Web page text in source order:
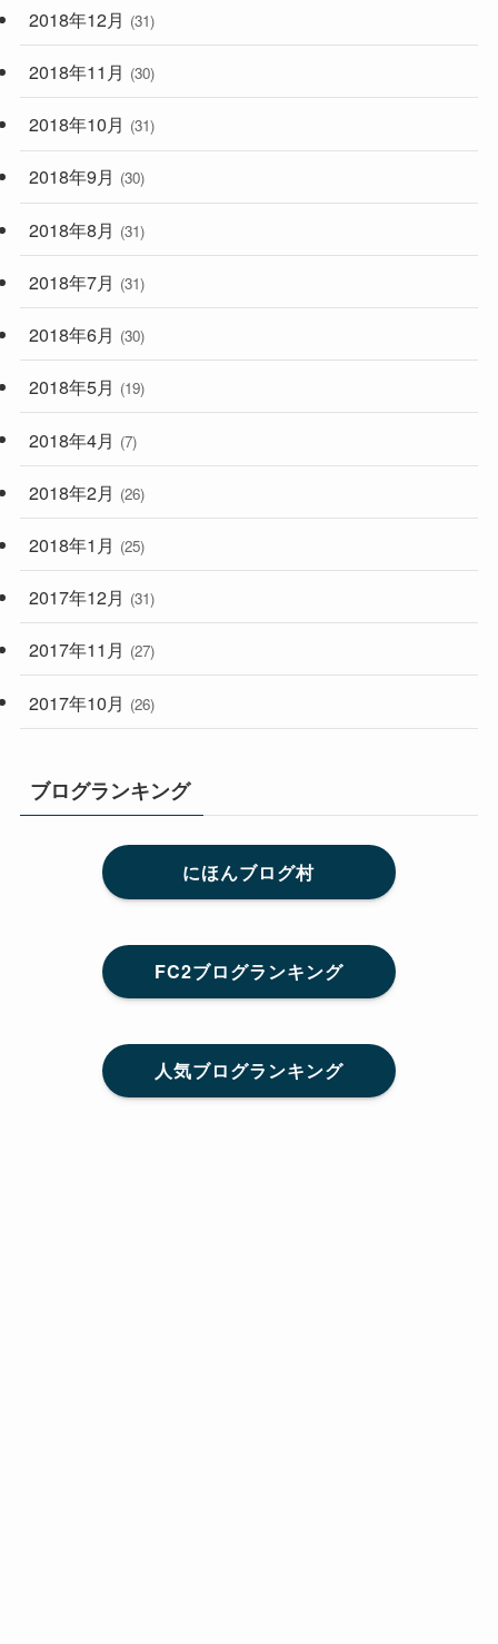
2018年12月 (31)
2018年11月 (30)
2018年10月 (31)
2018年9月 (30)
2018年8月 (31)
2018年7月 (31)
2018年6月 (30)
2018年5月 (19)
2018年4月 (7)
2018年2月 (26)
2018年1月 (25)
2017年12月 (31)
2017年11月 (27)
2017年10月 (26)
ブログランキング
にほんブログ村
FC2ブログランキング
人気ブログランキング